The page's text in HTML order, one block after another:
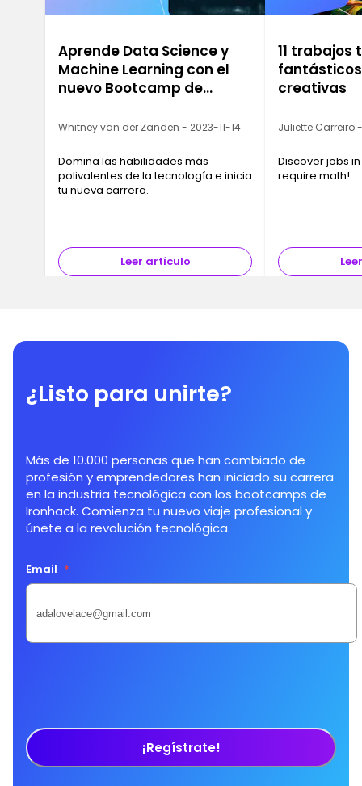
Aprende Data Science y
Machine Learning con el
nuevo Bootcamp de
Whitney van der Zanden - 2023-11-14
Domina las habilidades más
polivalentes de la tecnología e inicia
tu nueva carrera.
Leer artículo
11 trabajos
creativas
Juliette Carreiro
Discover jobs
require math!
¿Listo para unirte?
Más de 10.000 personas que han cambiado de
profesión y emprendedores han iniciado su carrera
en la industria tecnológica con los bootcamps de
Ironhack. Comienza tu nuevo viaje profesional y
únete a la revolución tecnológica.
Email *
¡Regístrate!